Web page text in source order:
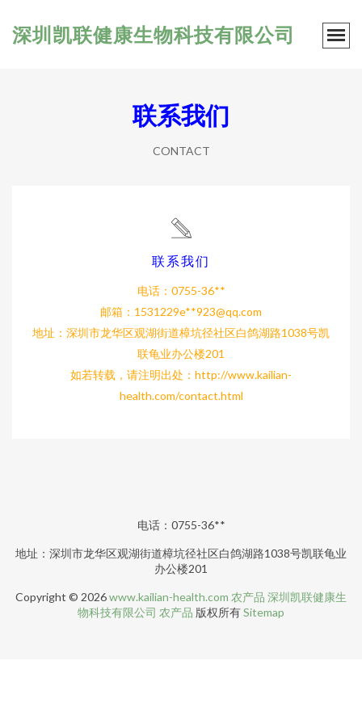
深圳凯联健康生物科技有限公司
联系我们
CONTACT
联系我们
电话：0755-36**
邮箱：1531229e**923@qq.com
地址：深圳市龙华区观湖街道樟坑径社区白鸽湖路1038号凯
联龟业办公楼201
如若转载，请注明出处：http://www.kailian-
health.com/contact.html
电话：0755-36**
地址：深圳市龙华区观湖街道樟坑径社区白鸽湖路1038号凯联龟业
办公楼201
Copyright © 2026www.kailian-health.com 农产品 深圳凯联健康生
物科技有限公司 农产品 版权所有Sitemap